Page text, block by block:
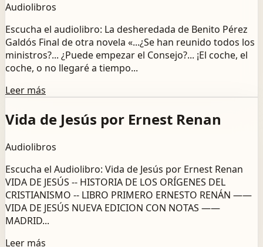
Audiolibros
Escucha el audiolibro: La desheredada de Benito Pérez
Galdós Final de otra novela «...¿Se han reunido todos los
ministros?... ¿Puede empezar el Consejo?... ¡El coche, el
coche, o no llegaré a tiempo...
Leer más
Vida de Jesús por Ernest Renan
Audiolibros
Escucha el Audiolibro: Vida de Jesús por Ernest Renan
VIDA DE JESÚS -- HISTORIA DE LOS ORÍGENES DEL
CRISTIANISMO -- LIBRO PRIMERO ERNESTO RENÁN ——
VIDA DE JESÚS NUEVA EDICION CON NOTAS ——
MADRID...
Leer más